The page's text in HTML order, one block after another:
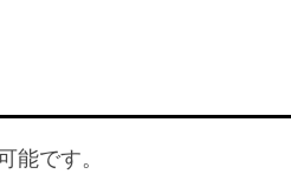
です。